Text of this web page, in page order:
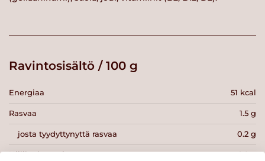
Ravintosisältö / 100 g
Energiaa 51 kcal
Rasvaa 1.5 g
josta tyydyttynyttä rasvaa 0.2 g
Hiilihydraatteja 8.2 g